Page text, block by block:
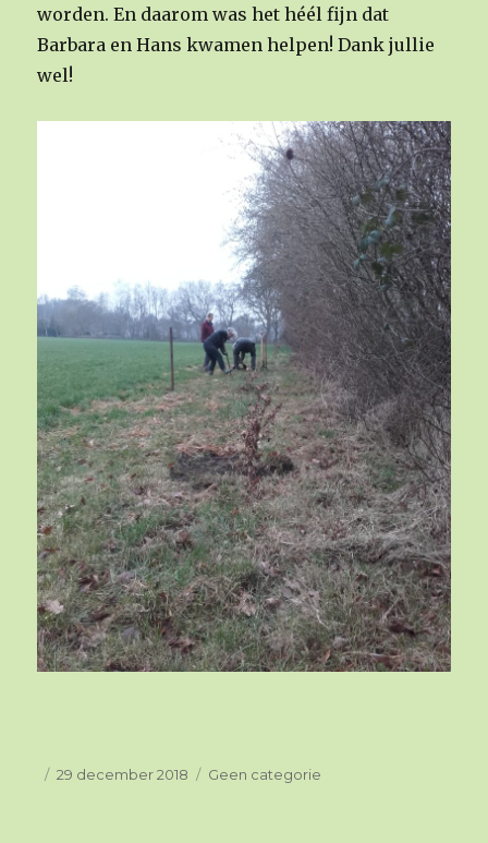
worden. En daarom was het héél fijn dat
Barbara en Hans kwamen helpen! Dank jullie
wel!
Geplaatst
29 december 2018 Categorieën
Geen categorie